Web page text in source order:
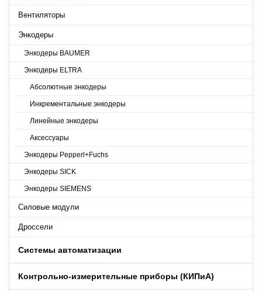
Вентиляторы
Энкодеры
Энкодеры BAUMER
Энкодеры ELTRA
Абсолютные энкодеры
Инкрементальные энкодеры
Линейные энкодеры
Аксессуары
Энкодеры Pepperl+Fuchs
Энкодеры SICK
Энкодеры SIEMENS
Силовые модули
Дроссели
Системы автоматизации
Контрольно-измерительные приборы (КИПиA)